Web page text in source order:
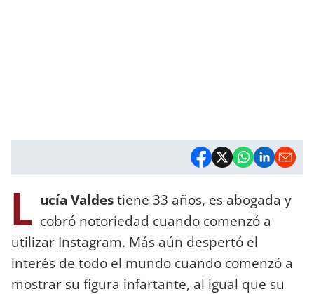
L ucía Valdestiene 33 años, es abogada y
cobró notoriedad cuando comenzó a
utilizar Instagram. Más aún despertó el
interés de todo el mundo cuando comenzó a
mostrar su figura infartante, al igual que su